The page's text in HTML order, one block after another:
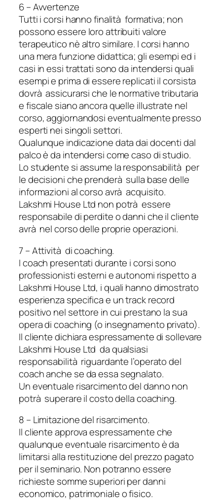
6 – Avvertenze
Tutti i corsi hanno finalità formativa; non
possono essere loro attribuiti valore
terapeutico nè altro similare. I corsi hanno
una mera funzione didattica; gli esempi ed i
casi in essi trattati sono da intendersi quali
esempi e prima di essere replicati il corsista
dovrà assicurarsi che le normative tributaria
e fiscale siano ancora quelle illustrate nel
corso, aggiornandosi eventualmente presso
esperti nei singoli settori.
Qualunque indicazione data dai docenti dal
palco è da intendersi come caso di studio.
Lo studente si assume la responsabilità per
le decisioni che prenderà sulla base delle
informazioni al corso avrà acquisito.
Lakshmi House Ltd non potrà essere
responsabile di perdite o danni che il cliente
avrà nel corso delle proprie operazioni.
7 – Attività di coaching.
I coach presentati durante i corsi sono
professionisti esterni e autonomi rispetto a
Lakshmi House Ltd, i quali hanno dimostrato
esperienza specifica e un track record
positivo nel settore in cui prestano la sua
opera di coaching (o insegnamento privato).
Il cliente dichiara espressamente di sollevare
Lakshmi House Ltd da qualsiasi
responsabilità riguardante l’operato del
coach anche se da essa segnalato.
Un eventuale risarcimento del danno non
potrà superare il costo della coaching.
8 – Limitazione del risarcimento.
Il cliente approva espressamente che
qualunque eventuale risarcimento è da
limitarsi alla restituzione del prezzo pagato
per il seminario. Non potranno essere
richieste somme superiori per danni
economico, patrimoniale o fisico.